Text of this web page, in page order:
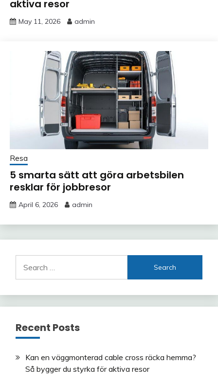
aktiva resor
May 11, 2026 admin
Resa
5 smarta sätt att göra arbetsbilen
resklar för jobbresor
April 6, 2026 admin
for:
Recent Posts
Kan en väggmonterad cable cross räcka hemma?
Så bygger du styrka för aktiva resor